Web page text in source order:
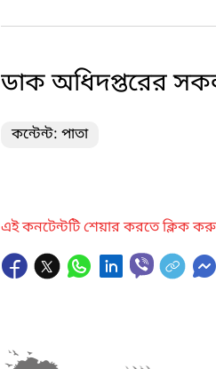
ডাক অধিদপ্তরের
কন্টেন্ট: পাতা
এই কনটেন্টটি শেয়ার করতে ক্লিক